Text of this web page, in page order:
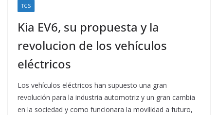
TGS
Kia EV6, su propuesta y la
revolucion de los vehículos
eléctricos
Los vehículos eléctricos han supuesto una gran
revolución para la industria automotriz y un gran cambia
en la sociedad y como funcionara la movilidad a futuro,